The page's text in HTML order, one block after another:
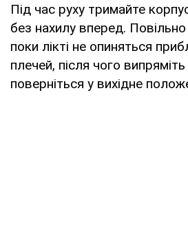
Під час руху тримайте
без нахилу вперед. Повільно
поки лікті не опиняться
плечей, після чого
поверніться у вихідне